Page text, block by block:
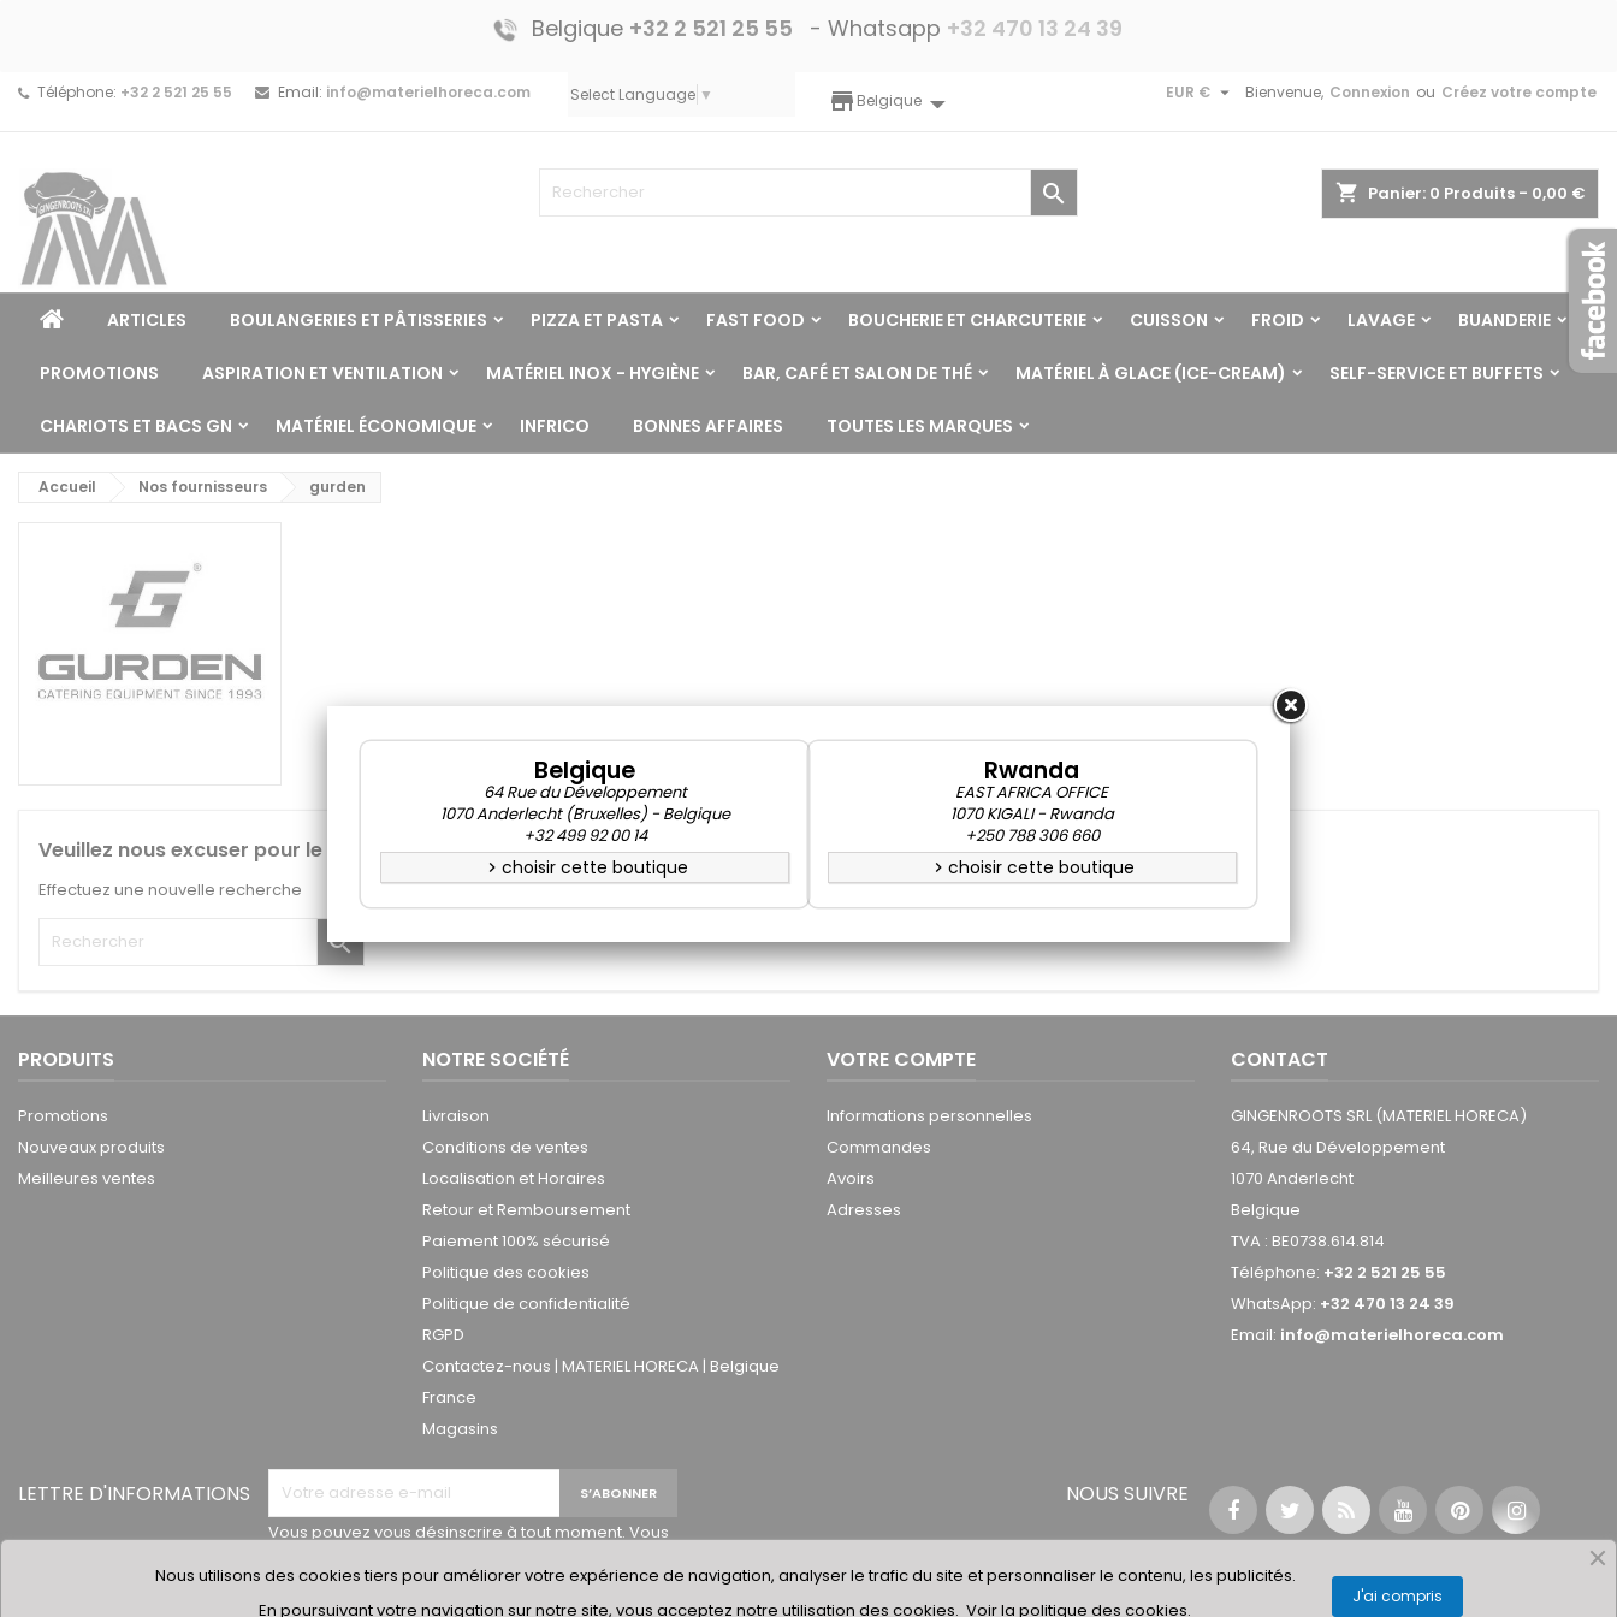
Belgique +32 2 521 25 55 - Whatsapp +32 470 13 24 39
Téléphone: +32 2 521 25 55 Email: info@materielhoreca.com Select Language ▼ storefront
Belgique Bienvenue, Connexion ou Créez votre compte
EUR € 
shopping_cart Panier: 0 Produits - 0,00 €

ARTICLES BOULANGERIES ET PÂTISSERIES PIZZA ET PASTA FAST FOOD BOUCHERIE ET CHARCUTERIE CUISSON FROID LAVAGE BUANDERIE
PROMOTIONS ASPIRATION ET VENTILATION MATÉRIEL INOX - HYGIÈNE BAR, CAFÉ ET SALON DE THÉ MATÉRIEL À GLACE (ICE-CREAM) SELF-SERVICE ET BUFFETS
CHARIOTS ET BACS GN MATÉRIEL ÉCONOMIQUE INFRICO BONNES AFFAIRES TOUTES LES MARQUES
Accueil Nos fournisseurs gurden
Veuillez nous excuser pour le désagrément.
Effectuez une nouvelle recherche

PRODUITS
Promotions
Nouveaux produits
Meilleures ventes
NOTRE SOCIÉTÉ
Livraison
Conditions de ventes
Localisation et Horaires
Retour et Remboursement
Paiement 100% sécurisé
Politique des cookies
Politique de confidentialité
RGPD
Contactez-nous | MATERIEL HORECA | Belgique
France
Magasins
VOTRE COMPTE
Informations personnelles
Commandes
Avoirs
Adresses
CONTACT
GINGENROOTS SRL (MATERIEL HORECA)
64, Rue du Développement
1070 Anderlecht
Belgique
TVA : BE0738.614.814
Téléphone: +32 2 521 25 55
WhatsApp: +32 470 13 24 39
Email: info@materielhoreca.com
LETTRE D'INFORMATIONS
Vous pouvez vous désinscrire à tout moment. Vous
dans les conditions d'utilisation du site.
NOUS SUIVRE
Nous utilisons des cookies tiers pour améliorer votre expérience de navigation, analyser le trafic du site et personnaliser le contenu, les publicités.
En poursuivant votre navigation sur notre site, vous acceptez notre utilisation des cookies. Voir la politique des cookies.
J'ai compris
Belgique
64 Rue du Développement
1070 Anderlecht (Bruxelles) - Belgique
+32 499 92 00 14
chevron_right choisir cette boutique
Rwanda
EAST AFRICA OFFICE
1070 KIGALI - Rwanda
+250 788 306 660
chevron_rightchoisir cette boutique